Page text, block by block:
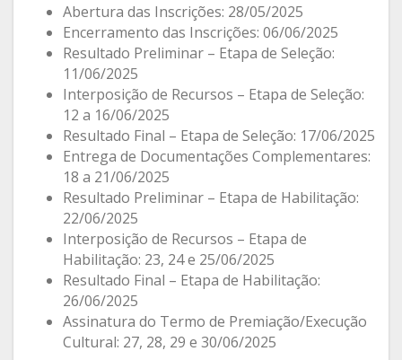
Abertura das Inscrições: 28/05/2025
Encerramento das Inscrições: 06/06/2025
Resultado Preliminar – Etapa de Seleção:
11/06/2025
Interposição de Recursos – Etapa de Seleção:
12 a 16/06/2025
Resultado Final – Etapa de Seleção: 17/06/2025
Entrega de Documentações Complementares:
18 a 21/06/2025
Resultado Preliminar – Etapa de Habilitação:
22/06/2025
Interposição de Recursos – Etapa de
Habilitação: 23, 24 e 25/06/2025
Resultado Final – Etapa de Habilitação:
26/06/2025
Assinatura do Termo de Premiação/Execução
Cultural: 27, 28, 29 e 30/06/2025